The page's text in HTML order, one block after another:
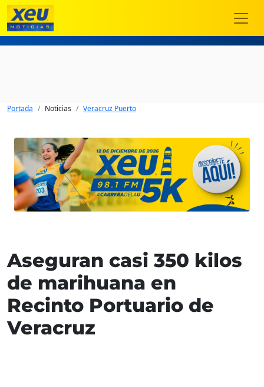
Portada Noticias Veracruz Puerto
Aseguran casi 350 kilos
de marihuana en
Recinto Portuario de
Veracruz